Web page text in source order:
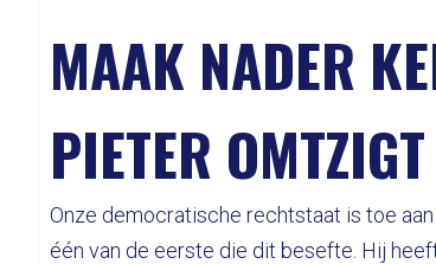
MAAK NADER
PIETER OMTZIGT
Onze democratische rechtstaat is toe
één van de eerste die dit besefte. Hij